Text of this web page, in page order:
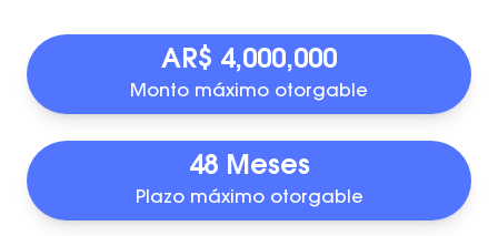
AR$ 4,000,000
Monto máximo otorgable
48 Meses
Plazo máximo otorgable